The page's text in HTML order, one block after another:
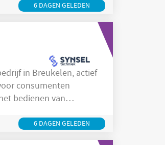
6 DAGEN GELEDEN
consumenten
bedienen van
Deze fabriek draait
6 DAGEN GELEDEN